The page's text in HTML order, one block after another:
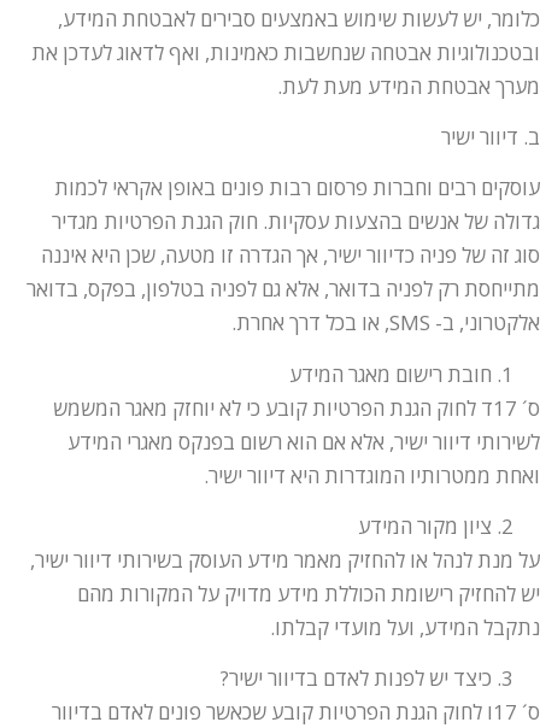
כלומר, יש לעשות שימוש באמצעים סבירים לאבטחת המידע,
ובטכנולוגיות אבטחה שנחשבות כאמינות, ואף לדאוג לעדכן את
מערך אבטחת המידע מעת לעת.
ב. דיוור ישיר
עוסקים רבים וחברות פרסום רבות פונים באופן אקראי לכמות
גדולה של אנשים בהצעות עסקיות. חוק הגנת הפרטיות מגדיר
סוג זה של פניה כדיוור ישיר, אך הגדרה זו מטעה, שכן היא איננה
מתייחסת רק לפניה בדואר, אלא גם לפניה בטלפון, בפקס, בדואר
אלקטרוני, ב- SMS, או בכל דרך אחרת.
חובת רישום מאגר המידע
ס´ 17ד לחוק הגנת הפרטיות קובע כי לא יוחזק מאגר המשמש
לשירותי דיוור ישיר, אלא אם הוא רשום בפנקס מאגרי המידע
ואחת ממטרותיו המוגדרות היא דיוור ישיר.
ציון מקור המידע
על מנת לנהל או להחזיק מאמר מידע העוסק בשירותי דיוור ישיר,
יש להחזיק רישומת הכוללת מידע מדויק על המקורות מהם
נתקבל המידע, ועל מועדי קבלתו.
כיצד יש לפנות לאדם בדיוור ישיר?
ס´ 17ו לחוק הגנת הפרטיות קובע שכאשר פונים לאדם בדיוור